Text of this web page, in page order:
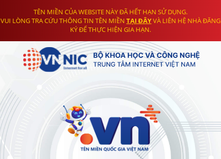
TÊN MIỀN CỦA WEBSITE NÀY ĐÃ HẾT HẠN SỬ DỤNG.
VUI LÒNG TRA CỨU THÔNG TIN TÊN MIỀN TẠI ĐÂYVÀ LIÊN HỆ NHÀ ĐĂNG
KÝ ĐỂ THỰC HIỆN GIA HẠN.